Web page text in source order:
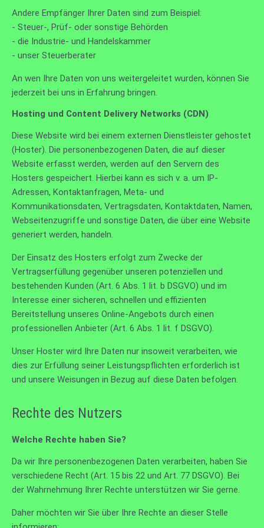
Andere Empfänger Ihrer Daten sind zum Beispiel:
- Steuer-, Prüf- oder sonstige Behörden
- die Industrie- und Handelskammer
- unser Steuerberater
An wen Ihre Daten von uns weitergeleitet wurden, können Sie
jederzeit bei uns in Erfahrung bringen.
Hosting und Content Delivery Networks (CDN)
Diese Website wird bei einem externen Dienstleister gehostet
(Hoster). Die personenbezogenen Daten, die auf dieser
Website erfasst werden, werden auf den Servern des
Hosters gespeichert. Hierbei kann es sich v. a. um IP-
Adressen, Kontaktanfragen, Meta- und
Kommunikationsdaten, Vertragsdaten, Kontaktdaten, Namen,
Webseitenzugriffe und sonstige Daten, die über eine Website
generiert werden, handeln.
Der Einsatz des Hosters erfolgt zum Zwecke der
Vertragserfüllung gegenüber unseren potenziellen und
bestehenden Kunden (Art. 6 Abs. 1 lit. b DSGVO) und im
Interesse einer sicheren, schnellen und effizienten
Bereitstellung unseres Online-Angebots durch einen
professionellen Anbieter (Art. 6 Abs. 1 lit. f DSGVO).
Unser Hoster wird Ihre Daten nur insoweit verarbeiten, wie
dies zur Erfüllung seiner Leistungspflichten erforderlich ist
und unsere Weisungen in Bezug auf diese Daten befolgen.
Rechte des Nutzers
Welche Rechte haben Sie?
Da wir Ihre personenbezogenen Daten verarbeiten, haben Sie
verschiedene Recht (Art. 15 bis 22 und Art. 77 DSGVO). Bei
der Wahrnehmung Ihrer Rechte unterstützen wir Sie gerne.
Daher möchten wir Sie über Ihre Rechte an dieser Stelle